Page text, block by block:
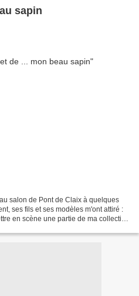
sapin
salon de Pont de Claix à quelques
ses fils et ses modèles m'ont attiré :
en scène une partie de ma collection